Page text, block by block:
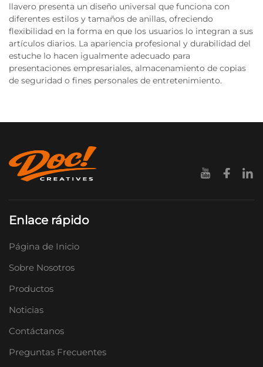
llavero presenta un diseño universal que funciona con
diferentes estilos y tamaños de anillas, ofreciendo
flexibilidad en la forma en que los usuarios lo integran a sus
artículos diarios. La apariencia profesional y durabilidad del
estuche lo hacen igualmente adecuado para
presentaciones empresariales, almacenamiento de copias
de seguridad o fines personales de entretenimiento.
Enlace rápido
Página de Inicio
Sobre Nosotros
Productos
Noticias
Contáctanos
Preguntas Frecuentes